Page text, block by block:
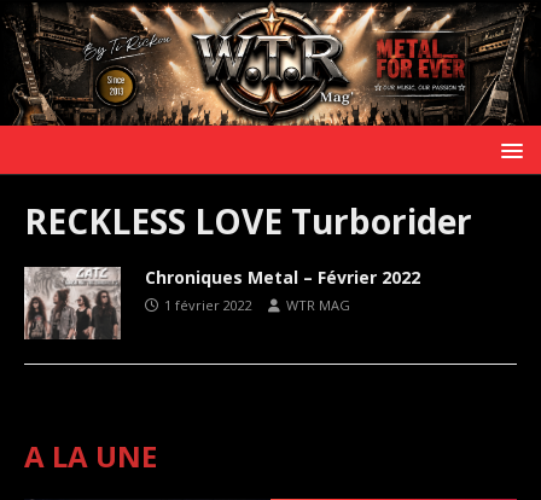
RECKLESS LOVE Turborider
Chroniques Metal – Février 2022
1 février 2022 WTR MAG
A LA UNE